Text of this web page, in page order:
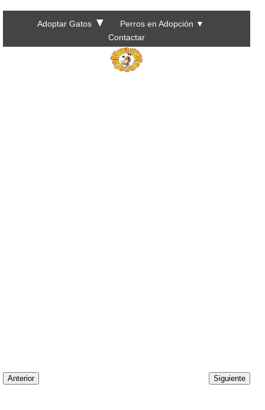
Adoptar Gatos ▼ Perros en Adopción ▼
Contactar
Anterior Siguiente